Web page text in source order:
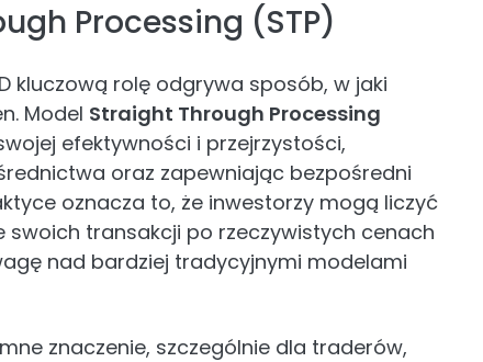
Processing (STP)
kluczową rolę odgrywa sposób, w jaki
Model Straight Through Processing
efektywności i przejrzystości,
oraz zapewniając bezpośredni
oznacza to, że inwestorzy mogą liczyć
transakcji po rzeczywistych cenach
nad bardziej tradycyjnymi modelami
znaczenie, szczególnie dla traderów,